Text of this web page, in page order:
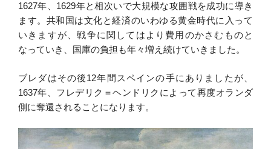
1627年、1629年と相次いで大規模な攻囲戦を成功に導き
ます。共和国は文化と経済のいわゆる黄金時代に入って
いきますが、戦争に関してはより費用のかさむものと
なっていき、国庫の負担も年々増え続けていきました。
ブレダはその後12年間スペインの手にありましたが、
1637年、フレデリク＝ヘンドリクによって再度オランダ
側に奪還されることになります。